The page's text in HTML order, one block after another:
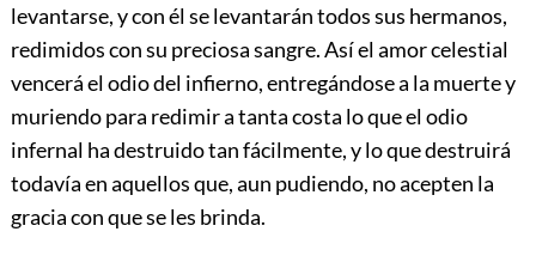
levantarse, y con él se levantarán todos sus hermanos,
redimidos con su preciosa sangre. Así el amor celestial
vencerá el odio del infierno, entregándose a la muerte y
muriendo para redimir a tanta costa lo que el odio
infernal ha destruido tan fácilmente, y lo que destruirá
todavía en aquellos que, aun pudiendo, no acepten la
gracia con que se les brinda.